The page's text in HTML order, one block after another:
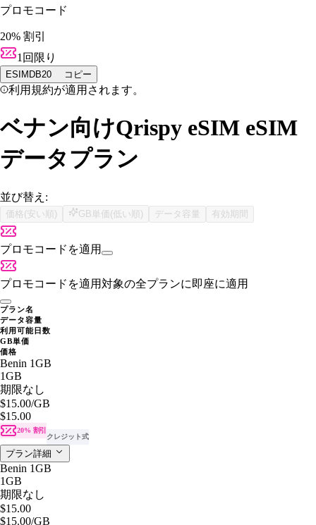
プロモコード
20% 割引
1回限り
ESIMDB20 コピー
利用規約が適用されます。
ベナン向けQrispy eSIM eSIM
データプラン
並び替え:
価格(安い順) GB単価(低い順) データ容量 有効期間
プロモコードを適用
プロモコードを適用対象の全プランに即座に適用
プラン名
データ容量
利用可能日数
GB単価
価格
Benin 1GB
1GB
期限なし
$15.00/GB
$15.00
20% 割引
クレジット式
プラン詳細
Benin 1GB
1GB
期限なし
$15.00
$15.00/GB